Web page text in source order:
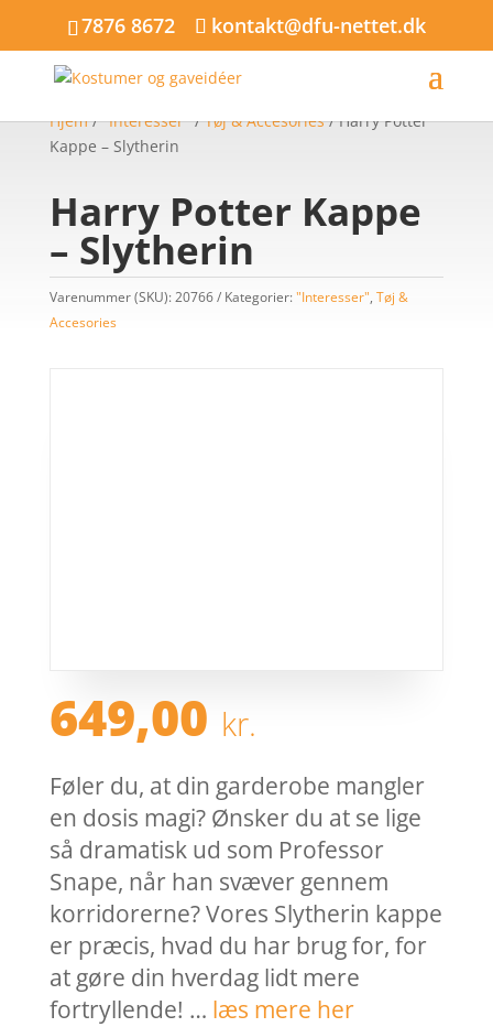
7876 8672 kontakt@dfu-nettet.dk
Hjem/"Interesser"/Tøj & Accesories/ Harry Potter
Kappe – Slytherin
Harry Potter Kappe
– Slytherin
Varenummer (SKU):20766 Kategorier:"Interesser", Tøj &
Accesories
649,00 kr.
Føler du, at din garderobe mangler
en dosis magi? Ønsker du at se lige
så dramatisk ud som Professor
Snape, når han svæver gennem
korridorerne? Vores Slytherin kappe
er præcis, hvad du har brug for, for
at gøre din hverdag lidt mere
fortryllende! … læs mere her